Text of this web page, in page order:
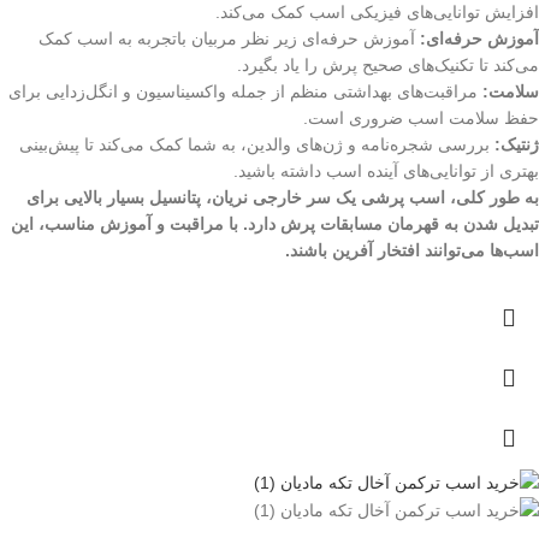
افزایش توانایی‌های فیزیکی اسب کمک می‌کند.
آموزش حرفه‌ای: آموزش حرفه‌ای زیر نظر مربیان باتجربه به اسب کمک
می‌کند تا تکنیک‌های صحیح پرش را یاد بگیرد.
سلامت: مراقبت‌های بهداشتی منظم از جمله واکسیناسیون و انگل‌زدایی برای
حفظ سلامت اسب ضروری است.
ژنتیک: بررسی شجره‌نامه و ژن‌های والدین، به شما کمک می‌کند تا پیش‌بینی
بهتری از توانایی‌های آینده اسب داشته باشید.
به طور کلی، اسب پرشی یک سر خارجی نریان، پتانسیل بسیار بالایی برای
تبدیل شدن به قهرمان مسابقات پرش دارد. با مراقبت و آموزش مناسب، این
اسب‌ها می‌توانند افتخار آفرین باشند.